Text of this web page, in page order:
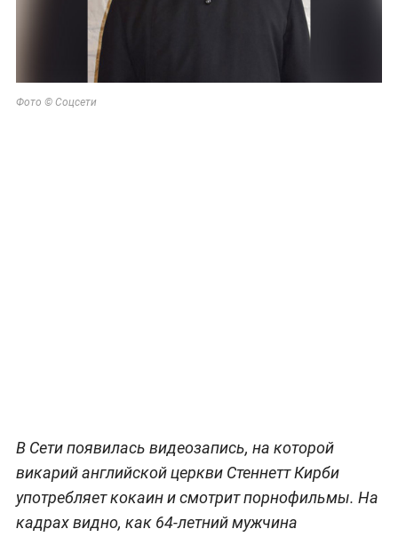
Фото © Соцсети
В Сети появилась видеозапись, на которой
викарий английской церкви Стеннетт Кирби
употребляет кокаин и смотрит порнофильмы. На
кадрах видно, как 64-летний мужчина